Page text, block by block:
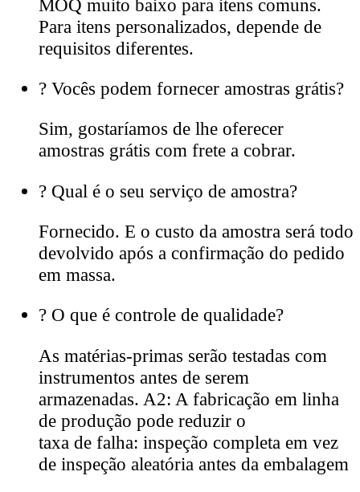
MOQ muito baixo para itens comuns.
Para itens personalizados, depende de
requisitos diferentes.
? Vocês podem fornecer amostras grátis?
Sim, gostaríamos de lhe oferecer
amostras grátis com frete a cobrar.
? Qual é o seu serviço de amostra?
Fornecido. E o custo da amostra será todo
devolvido após a confirmação do pedido
em massa.
? O que é controle de qualidade?
As matérias-primas serão testadas com
instrumentos antes de serem
armazenadas. A2: A fabricação em linha
de produção pode reduzir o
taxa de falha: inspeção completa em vez
de inspeção aleatória antes da embalagem